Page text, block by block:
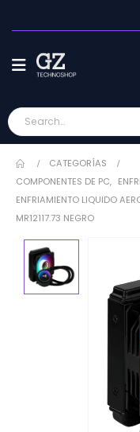
CATEGORÍAS
COMPONENTES DE PC,
ENFRIAMIENTO LIQUIDO
MR12117.73 NEGRO